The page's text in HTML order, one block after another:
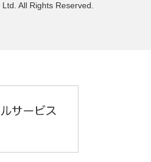
Ltd. All Rights Reserved.